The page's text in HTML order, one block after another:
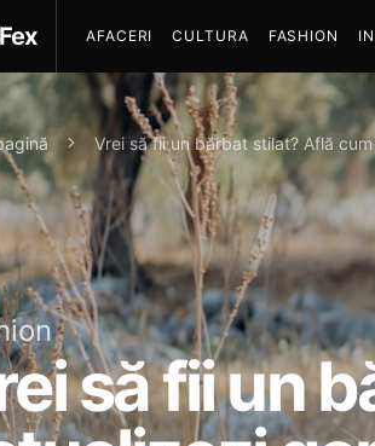
AFACERI CULTURA FASHION
Vrei să fii un bărbat stilat? Află
să fii un